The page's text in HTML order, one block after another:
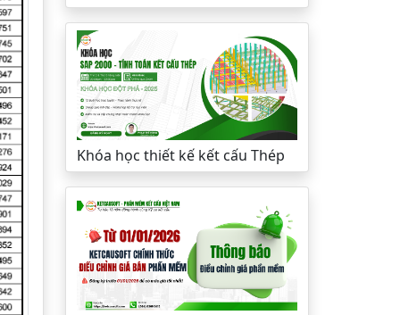
Khóa học thiết kế kết cấu Thép